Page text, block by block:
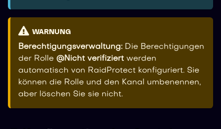
WARNUNG
Berechtigungsverwaltung: Die Berechtigungen
der Rolle @Nicht verifiziert werden
automatisch von RaidProtect konfiguriert. Sie
können die Rolle und den Kanal umbenennen,
aber löschen Sie sie nicht.